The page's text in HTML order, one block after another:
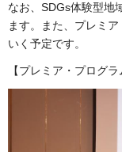
なお、SDGs体験型地
ます。また、プレミ
いく予定です。
【プレミア・プログ